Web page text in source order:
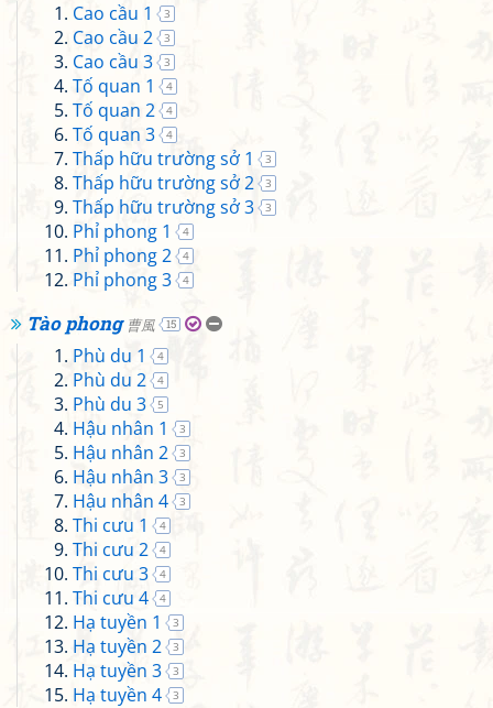
Cao cầu 1 3
Cao cầu 2 3
Cao cầu 3 3
Tố quan 1 4
Tố quan 2 4
Tố quan 3 4
Thấp hữu trường sở 1 3
Thấp hữu trường sở 2 3
Thấp hữu trường sở 3 3
Phỉ phong 1 4
Phỉ phong 2 4
Phỉ phong 3 4
Tào phong 曹風 15
Phù du 1 4
Phù du 2 4
Phù du 3 5
Hậu nhân 1 3
Hậu nhân 2 3
Hậu nhân 3 3
Hậu nhân 4 3
Thi cưu 1 4
Thi cưu 2 4
Thi cưu 3 4
Thi cưu 4 4
Hạ tuyền 1 3
Hạ tuyền 2 3
Hạ tuyền 3 3
Hạ tuyền 4 3